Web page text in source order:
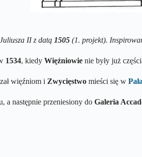
II z datą 1505 (1. projekt).
1534, kiedy Więźniowie nie były już
więźniom i Zwycięstwo mieści się w
a następnie przeniesiony do Galeria